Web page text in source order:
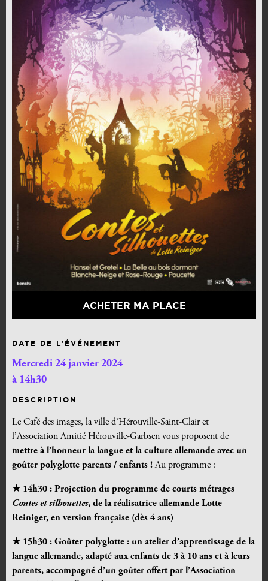
ACHETER MA PLACE
DATE DE L’ÉVÉNEMENT
Mercredi 24 janvier 2024
à 14h30
DESCRIPTION
Le Café des images, la ville d’Hérouville-Saint-Clair et
l’Association Amitié Hérouville-Garbsen vous proposent de
mettre à l’honneur la langue et la culture allemande avec un
goûter polyglotte parents / enfants !Au programme :
★ 14h30 : Projection du programme de courts métrages
Contes et silhouettes, de la réalisatrice allemande Lotte
Reiniger, en version française (dès 4 ans)
★ 15h30 : Goûter polyglotte : un atelier d’apprentissage de la
langue allemande, adapté aux enfants de 3 à 10 ans et à leurs
parents, accompagné d’un goûter offert par l’Association